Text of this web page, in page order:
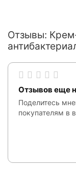
Отзывы:
Отзывов еще
Поделитесь
покупателям в